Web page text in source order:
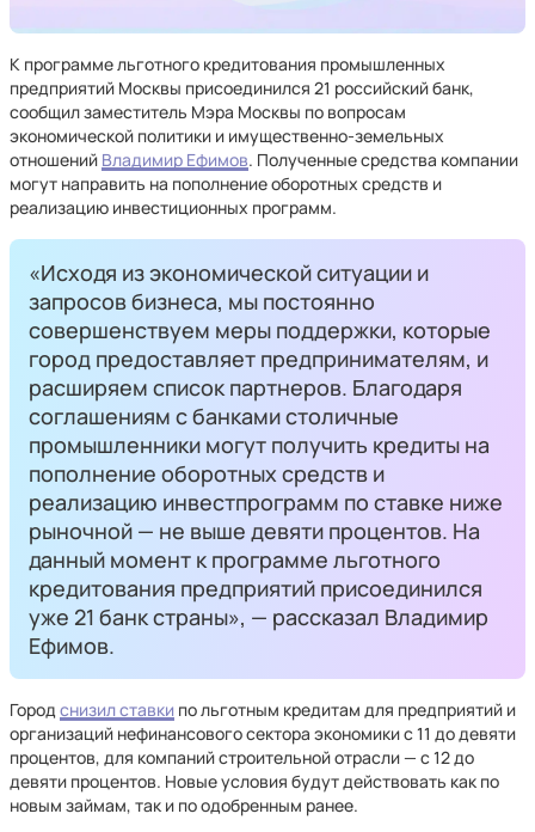
К программе льготного кредитования промышленных
предприятий Москвы присоединился 21 российский банк,
сообщил заместитель Мэра Москвы по вопросам
экономической политики и имущественно-земельных
отношений Владимир Ефимов. Полученные средства компании
могут направить на пополнение оборотных средств и
реализацию инвестиционных программ.
«Исходя из экономической ситуации и
запросов бизнеса, мы постоянно
совершенствуем меры поддержки, которые
город предоставляет предпринимателям, и
расширяем список партнеров. Благодаря
соглашениям с банками столичные
промышленники могут получить кредиты на
пополнение оборотных средств и
реализацию инвестпрограмм по ставке ниже
рыночной — не выше девяти процентов. На
данный момент к программе льготного
кредитования предприятий присоединился
уже 21 банк страны», — рассказал Владимир
Ефимов.
Городснизил ставки по льготным кредитам для предприятий и
организаций нефинансового сектора экономики с 11 до девяти
процентов, для компаний строительной отрасли — с 12 до
девяти процентов. Новые условия будут действовать как по
новым займам, так и по одобренным ранее.